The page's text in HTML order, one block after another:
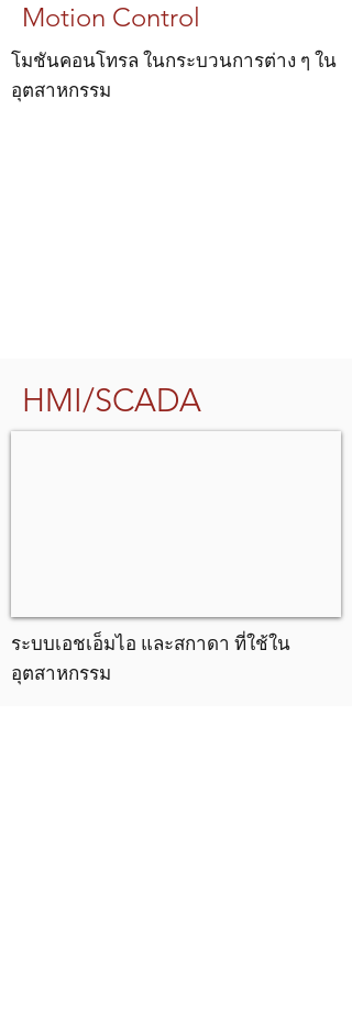
Motion Control
โมชันคอนโทรล ในกระบวนการต่าง ๆ ใน
อุตสาหกรรม
HMI/SCADA
ระบบเอชเอ็มไอ และสกาดา ที่ใช้ใน
อุตสาหกรรม